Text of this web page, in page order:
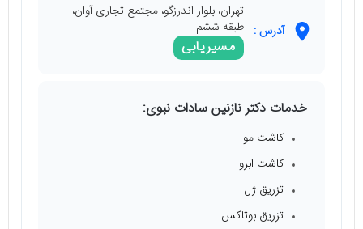
آدرس :
تهران، بلوار اندرزگو، مجتمع تجاری آوان،
طبقه ششم
مسیریابی
خدمات دکتر نازنین سادات نبوی:
کاشت مو
کاشت ابرو
تزریق ژل
تزریق بوتاکس